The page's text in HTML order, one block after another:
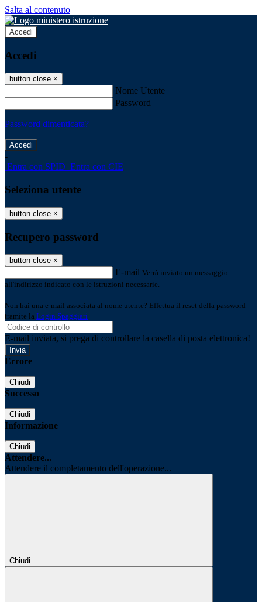
Salta al contenuto
Accedi
Accedi
button close ×
Nome Utente
Password
Password dimenticata?
-
Entra con SPID Entra con CIE
Seleziona utente
button close ×
Recupero password
button close ×
E-mail Verrà inviato un messaggio
all'indirizzo indicato con le istruzioni necessarie.
Non hai una e-mail associata al nome utente? Effettua il reset della password
tramite la Login Spaggiari
E-mail inviata, si prega di controllare la casella di posta elettronica!
Errore
Chiudi
Successo
Chiudi
Informazione
Chiudi
Attendere...
Attendere il completamento dell'operazione...
Chiudi